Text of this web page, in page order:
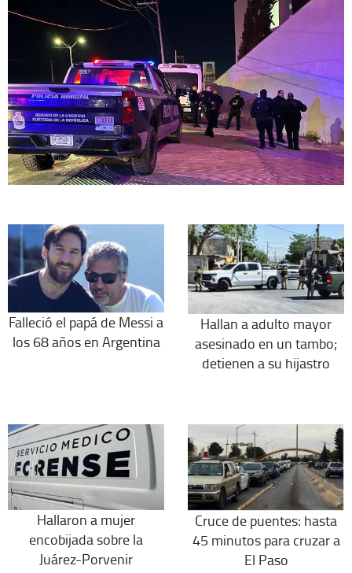
Falleció el papá de Messi a
los 68 años en Argentina
Hallan a adulto mayor
asesinado en un tambo;
detienen a su hijastro
Hallaron a mujer
encobijada sobre la
Juárez-Porvenir
Cruce de puentes: hasta
45 minutos para cruzar a
El Paso